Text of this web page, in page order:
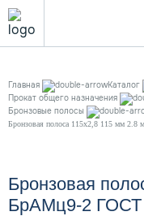
Главная
Каталог
Прокат общего назначения
Бронзовые полосы
Бронзовая полоса 115х2,8 115 мм
Бронзовая
БрАМц9-2 ГОСТ